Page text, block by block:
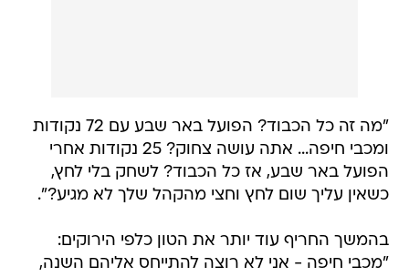
"מה זה כל הכבוד? הפועל באר שבע עם 72 נקודות
ומכבי חיפה... אתה עושה צחוק? 25 נקודות אחרי
הפועל באר שבע, אז כל הכבוד? לשחק בלי לחץ,
כשאין עליך שום לחץ וחצי מהקהל שלך לא מגיע?".
בהמשך החריף עוד יותר את הטון כלפי הירוקים:
"מכבי חיפה - אני לא רוצה להתייחס אליהם השנה,